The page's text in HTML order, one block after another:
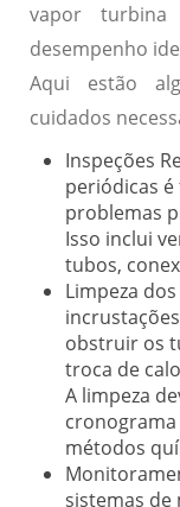
vapor
desempenho
Aqui estão
cuidados
Inspeções
periódicas
problemas
Isso inclui
tubos,
Limpeza
obstruir os
troca de
A limpeza
métodos
sistemas